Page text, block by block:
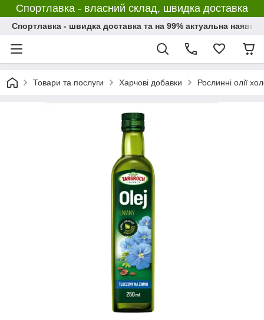
Спортлавка - власний склад, швидка доставка
Спортлавка - швидка доставка та на 99% актуальна
Товари та послуги Харчові добавки Рослинні олії